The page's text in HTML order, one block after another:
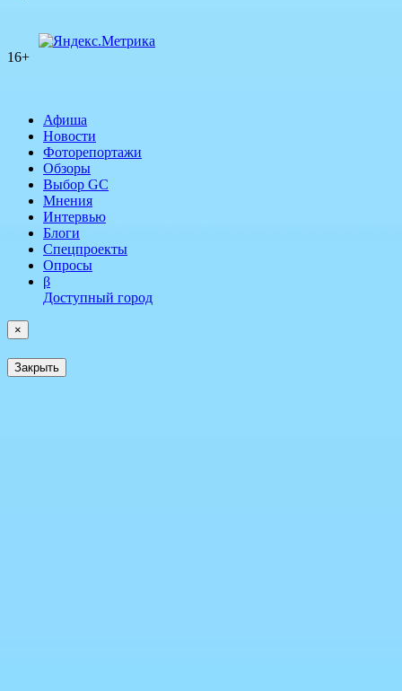
16+
Афиша
Новости
Фоторепортажи
Обзоры
Выбор GC
Мнения
Интервью
Блоги
Спецпроекты
Опросы
β
Доступный город
×
Закрыть